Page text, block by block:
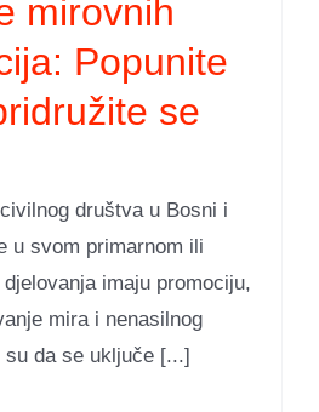
mirovnih
Popunite
se
društva u Bosni i
u svom primarnom ili
imaju promociju,
mira i nenasilnog
da se uključe [...]